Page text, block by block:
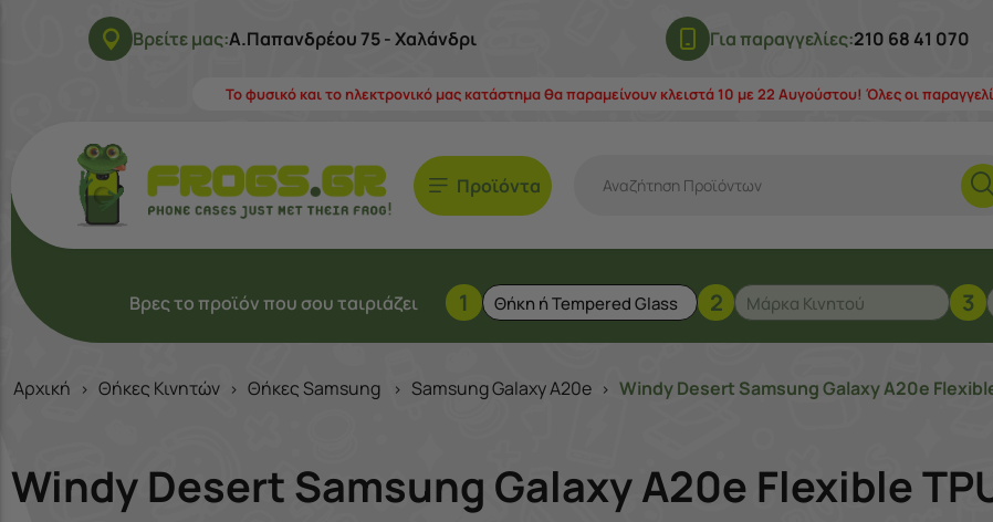
Βρείτε μας:Α.Παπανδρέου 75 - Χαλάνδρι Για παραγγελίες:210 68 41 070
Το φυσικό και το ηλεκτρονικό μας κατάστημα θα παραμείνουν κλειστά 10 με 22 Αυγούστου! Όλες οι
Προϊόντα
Βρες το προϊόν που σου ταιριάζει 1 2 3
Αρχική > Θήκες Κινητών > Θήκες Samsung > Samsung Galaxy A20e > Windy Desert Samsung Galaxy A20e
Windy Desert Samsung Galaxy A20e Flexible